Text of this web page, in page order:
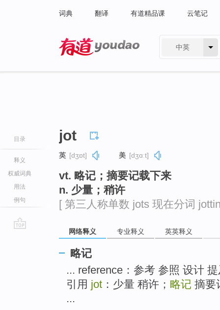
词典 翻译 有道精品课 云笔记
中英
目录
释义
权威词典
用法
例句
jot
英 [dʒɒt] 美 [dʒɑːt]
vt. 略记；摘要记载下来
n. 少量；稍许
[ 第三人称单数 jots 现在分词
网络释义 专业释义 英英释义
略记
... reference：参考 参照 设计
引用 jot ：少量 稍许； 略记 摘要
...